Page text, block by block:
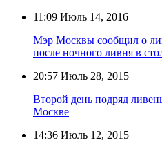
11:09 Июль 14, 2016
Мэр Москвы сообщил о
после ночного ливня в
20:57 Июль 28, 2015
Второй день подряд
Москве
14:36 Июль 12, 2015